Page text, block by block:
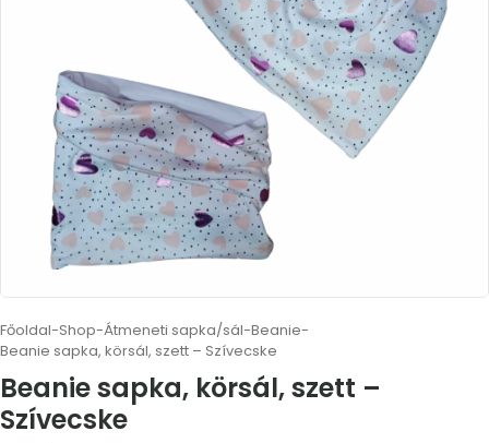
Főoldal-Shop-Átmeneti sapka/sál-Beanie-
Beanie sapka, körsál, szett – Szívecske
Beanie sapka, körsál, szett –
Szívecske